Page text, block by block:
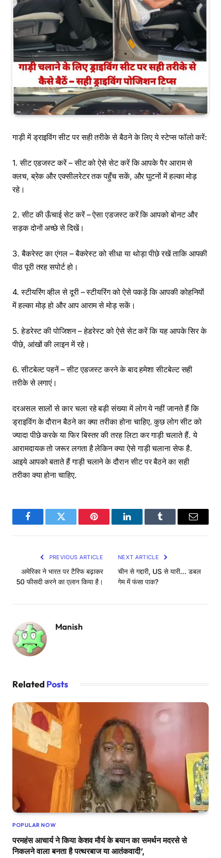
गाड़ी में ड्राइविंग सीट पर सही तरीके से बैठने के लिए ये स्टेप्स फॉलो करें:
1. सीट एडजस्ट करें – सीट को ऐसे सेट करें कि आपके पैर आराम से
क्लच, ब्रेक और एक्सीलरेटर तक पहुँच सकें, और घुटनों में हल्का मोड़
रहे।
2. सीट की ऊँचाई सेट करें – ऐसा एडजस्ट करें कि आपको बोनट और
सड़क दोनों अच्छे से दिखें।
3. बैकरेस्ट का एंगल – बैकरेस्ट को सीधा या थोड़ा पीछे रखें ताकि आपकी
पीठ पूरी तरह सपोर्ट हो।
4. स्टीयरिंग व्हील से दूरी – स्टीयरिंग को ऐसे पकड़ें कि आपकी कोहनियों
में हल्का मोड़ हो और आप आराम से मोड़ सकें।
5. हेडरेस्ट की पोजिशन – हेडरेस्ट को ऐसे सेट करें कि यह आपके सिर के
पीछे, आंखों की लाइन में रहे।
6. सीटबेल्ट पहनें – सीट एडजस्ट करने के बाद हमेशा सीटबेल्ट सही
तरीके से लगाएं।
दरअसल सालों से कार चला रहे बड़ी संख्या में लोग ये नहीं जानते हैं कि
ड्राइविंग के दौरान बैठने का क्या तरीका होना चाहिए. कुछ लोग सीट को
ज्यादा पीछे करके या फिर बिस्तर की तरह लिटा कर गाड़ी चलाते हैं. ये
आरामदायक तो जरूर लगता है लेकिन क्या ऐसे गाड़ी चलाना सेफ है.
आइये आपको बताते हैं गाड़ी चलाने के दौरान सीट पर बैठने का सही
तरीका क्या होना चाहिए.
FacebookTwitter Pinterest LinkedInTumblr Email
PREVIOUS ARTICLE
अमेरिका ने भारत पर टैरिफ बढ़ाकर
50 फीसदी करने का एलान किया है।
NEXT ARTICLE
चीन से गद्दारी, US से यारी… डबल
गेम में फंसा पाक?
Manish
Related Posts
POPULAR NOW
परमहंस आचार्य ने किया केशव मौर्य के बयान का समर्थन मदरसे से
निकलने वाला बनता है पत्थरबाज या आतंकवादी’,